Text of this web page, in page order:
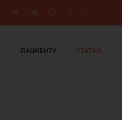
...
ПАЦИЕНТУ СТАТЬИ